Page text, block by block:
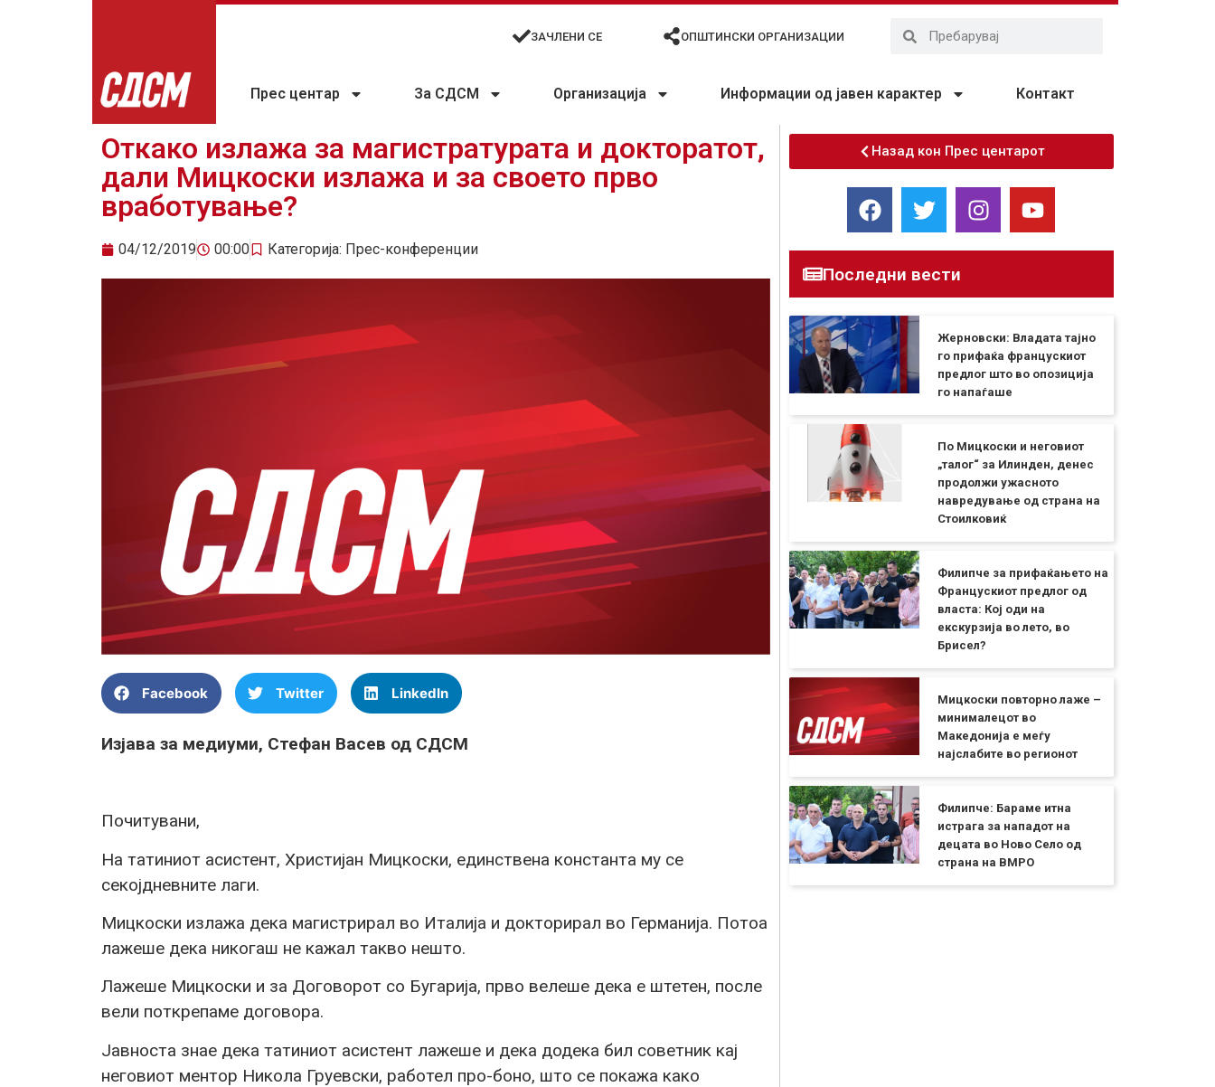
ЗАЧЛЕНИ СЕ ОПШТИНСКИ ОРГАНИЗАЦИИ
Прес центар За СДСМ Организација Информации од јавен карактер Контакт
Откако излажа за магистратурата и докторатот,
дали Мицкоски излажа и за своето прво
вработување?
04/12/2019 00:00 Категорија: Прес-конференции
Facebook Twitter LinkedIn
Изјава за медиуми, Стефан Васев од СДСМ
Почитувани,
На татиниот асистент, Христијан Мицкоски, единствена константа му се
секојдневните лаги.
Мицкоски излажа дека магистрирал во Италија и докторирал во Германија. Потоа
лажеше дека никогаш не кажал такво нешто.
Лажеше Мицкоски и за Договорот со Бугарија, прво велеше дека е штетен, после
вели поткрепаме договора.
Јавноста знае дека татиниот асистент лажеше и дека додека бил советник кај
неговиот ментор Никола Груевски, работел про-боно, што се покажа како
Назад кон Прес центарот
Последни вести
Жерновски: Владата тајно
го прифаќа францускиот
предлог што во опозиција
го напаѓаше
По Мицкоски и неговиот
„талог“ за Илинден, денес
продолжи ужасното
навредување од страна на
Стоилковиќ
Филипче за прифаќањето на
Францускиот предлог од
власта: Кој оди на
екскурзија во лето, во
Брисел?
Мицкоски повторно лаже –
минималецот во
Македонија е меѓу
најслабите во регионот
Филипче: Бараме итна
истрага за нападот на
децата во Ново Село од
страна на ВМРО